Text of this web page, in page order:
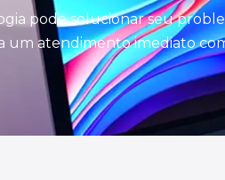
pode solucionar seu
um atendimento imediato